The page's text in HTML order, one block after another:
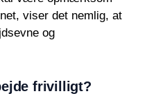
viser det nemlig, at
og
frivilligt?